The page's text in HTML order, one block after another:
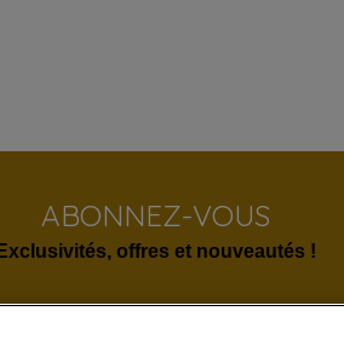
ABONNEZ-VOUS
Exclusivités, offres et nouveautés !